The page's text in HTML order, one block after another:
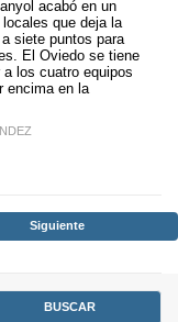
acabó en un
que deja la
siete puntos para
El Oviedo se tiene
a los cuatro equipos
encima en la
Siguiente